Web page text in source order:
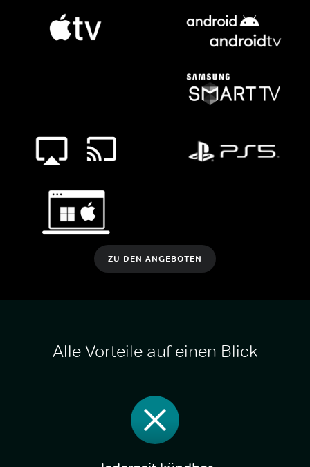
ZU DEN ANGEBOTEN
Alle Vorteile auf einen Blick